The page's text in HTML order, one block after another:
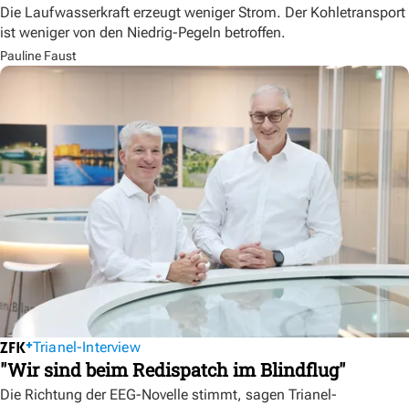
Die Laufwasserkraft erzeugt weniger Strom. Der Kohletransport
ist weniger von den Niedrig-Pegeln betroffen.
Pauline Faust
Trianel-Interview
"Wir sind beim Redispatch im Blindflug"
Die Richtung der EEG-Novelle stimmt, sagen Trianel-